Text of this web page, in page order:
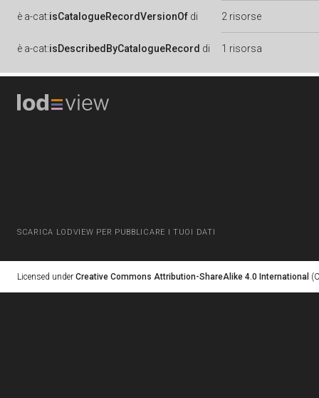
è a-cat:isCatalogueRecordVersionOf di 2 risorse
è a-cat:isDescribedByCatalogueRecord di 1 risorsa
SCARICA LODVIEW PER PUBBLICARE I TUOI DATI
Licensed under Creative Commons Attribution-ShareAlike 4.0 International